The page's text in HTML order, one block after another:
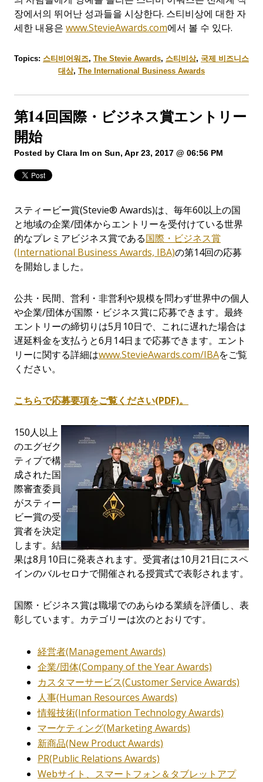
장에서의 뛰어난 성과들을 시상한다. 스티비상에 대한 자
세한 내용은 www.StevieAwards.com에서 볼 수 있다.
Topics: 스티비어워즈, The Stevie Awards, 스티비상, 국제 비즈니스
대상, The International Business Awards
第14回国際・ビジネス賞エントリー
開始
Posted by Clara Im on Sun, Apr 23, 2017 @ 06:56 PM
スティービー賞(Stevie® Awards)は、毎年60以上の国
と地域の企業/団体からエントリーを受付けている世界
的なプレミアビジネス賞である国際・ビジネス賞
(International Business Awards, IBA)の第14回の応募
を開始しました。
公共・民間、営利・非営利や規模を問わず世界中の個人
や企業/団体が国際・ビジネス賞に応募できます。 最終
エントリーの締切りは5月 10日で、これに遅れた場合は
遅延料金を支払うと6月 14日まで応募できます。エント
リーに関する詳細はwww.StevieAwards.com/IBAをご覧
ください。
こちらで応募要項をご覧ください(PDF)。
150人以上
のエグゼク
ティブで構
成された国
際審査委員
がスティー
ビー賞の受
賞者を決定
します。結
果は8月 10日に発表されます。受賞者は10月21 日にスペ
インのバルセロナで開催される授賞式で表彰されます。
国際・ビジネス賞は職場でのあらゆる業績を評価し、表
彰しています。カテゴリーは次のとおりです。
経営者(Management Awards)
企業/団体(Company of the Year Awards)
カスタマーサービス(Customer Service Awards)
人事(Human Resources Awards)
情報技術(Information Technology Awards)
マーケティング(Marketing Awards)
新商品(New Product Awards)
PR(Public Relations Awards)
Webサイト、スマートフォン＆タブレットアプ